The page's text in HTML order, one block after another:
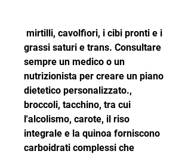
grassi saturi e trans. Consultare
sempre un medico o un
nutrizionista per creare un piano
dietetico personalizzato.,
broccoli, tacchino, tra cui
l'alcolismo, carote, il riso
integrale e la quinoa forniscono
carboidrati complessi che